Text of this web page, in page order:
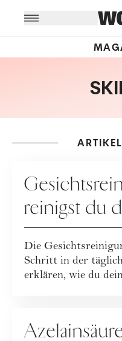
reinigst du
richtig
Die
Schritt in der
erklären, wie du